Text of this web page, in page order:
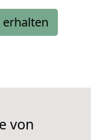
erhalten
von